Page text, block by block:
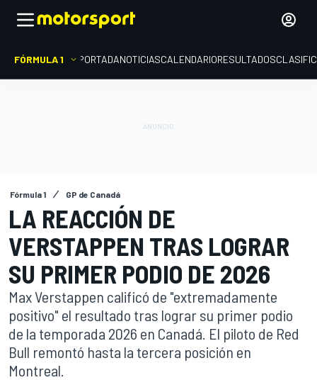
FÓRMULA 1 PORTADANOTICIASCALENDARIORESULTADOS
Fórmula 1 GP de Canadá
LA REACCIÓN DE
VERSTAPPEN TRAS LOGRAR
SU PRIMER PODIO DE 2026
Max Verstappen calificó de "extremadamente
positivo" el resultado tras lograr su primer podio
de la temporada 2026 en Canadá. El piloto de Red
Bull remontó hasta la tercera posición en
Montreal.